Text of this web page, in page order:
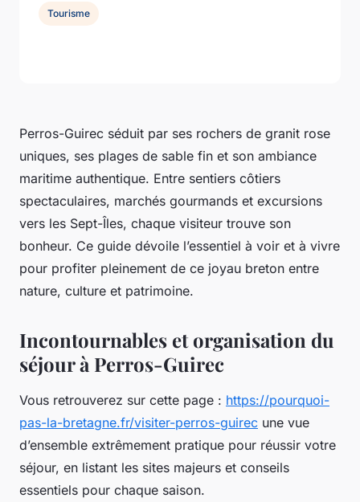
Perros-Guirec séduit par ses rochers de granit rose
uniques, ses plages de sable fin et son ambiance
maritime authentique. Entre sentiers côtiers
spectaculaires, marchés gourmands et excursions
vers les Sept-Îles, chaque visiteur trouve son
bonheur. Ce guide dévoile l’essentiel à voir et à vivre
pour profiter pleinement de ce joyau breton entre
nature, culture et patrimoine.
Incontournables et organisation du
séjour à Perros-Guirec
Vous retrouverez sur cette page : https://pourquoi-
pas-la-bretagne.fr/visiter-perros-guirec une vue
d’ensemble extrêmement pratique pour réussir votre
séjour, en listant les sites majeurs et conseils
essentiels pour chaque saison.
Tourisme